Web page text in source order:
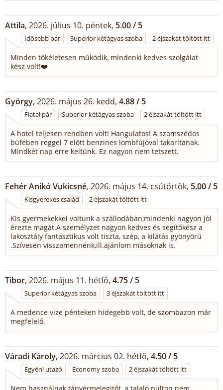
Attila, 2026. július 10. péntek, 5.00 / 5
Idősebb pár Superior kétágyas szoba 2 éjszakát töltött itt
Minden tökéletesen működik, mindenki kedves szolgálat
kész volt!❤️
György, 2026. május 26. kedd, 4.88 / 5
Fiatal pár Superior kétágyas szoba 2 éjszakát töltött itt
A hotel teljesen rendben volt! Hangulatos! A szomszédos
büfében reggel 7 előtt benzines lombfújóval takarítanak.
Mindkét nap erre keltünk. Ez nagyon nem tetszett.
Fehér Anikó Vukicsné, 2026. május 14. csütörtök, 5.00 / 5
Kisgyerekes család 2 éjszakát töltött itt
Kis gyermekekkel voltunk a szállodában,mindenki nagyon jól
érezte magát.A személyzet nagyon kedves és segítőkész a
lakosztály fantasztikus volt tiszta, szép, a kilátás gyönyörű
.Szívesen visszamennénk,ill.ajánlom másoknak is.
Tibor, 2026. május 11. hétfő, 4.75 / 5
Superior kétágyas szoba 3 éjszakát töltött itt
A medence vize pénteken hidegebb volt, de szombazon már
megfelelő.
Váradi Károly, 2026. március 02. hétfő, 4.50 / 5
Egyéni utazó Economy szoba 2 éjszakát töltött itt